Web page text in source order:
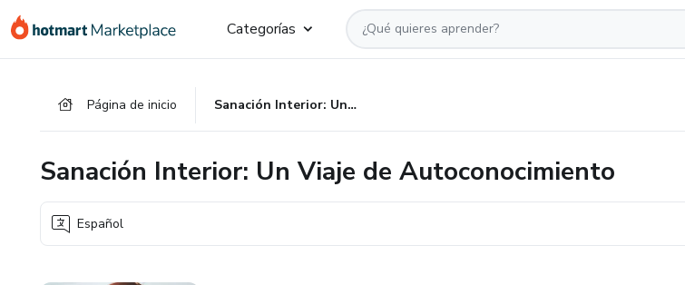
Categorías
Página de inicio Sanación Interior: Un Viaje de Autoconocimiento
Sanación Interior: Un Viaje de Autoconocimiento
Español